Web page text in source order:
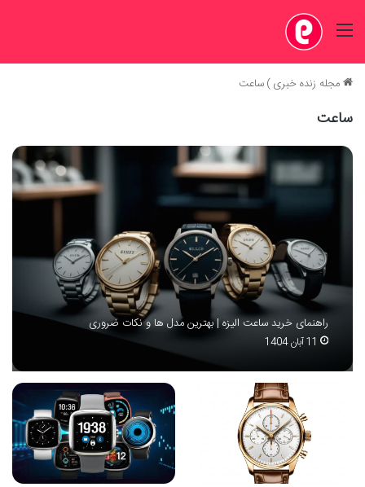
منو
مجله زنده خبری)ساعت
ساعت
راهنمای خرید ساعت الیزه | بهترین مدل ها و نکات ضروری
11 آبان 1404